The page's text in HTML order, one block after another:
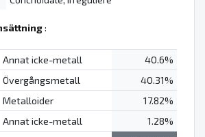
:
Annat icke-metall
40.6%
Övergångsmetall
40.31%
Metalloider
17.82%
Annat icke-metall
1.28%